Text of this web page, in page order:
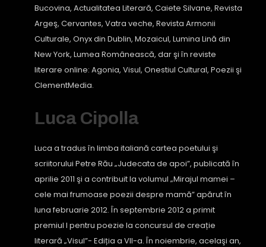
Bucovina, Actualitatea Literară, Caiete Silvane, Revista
Argeş, Cervantes, Vatra veche, Revista Armonii
Culturale, Onyx din Dublin, Mozaicul, Lumina Lină din
New York, Lumea Românească, dar şi în reviste
literare online: Agonia, Visul, Onestiul Cultural, Poezii şi
ClementMedia.
Luca Cipolla
Luca a tradus în limba italiană cartea poetului şi
scriitorului Petre Rău „Judecata de apoi”, publicată în
aprilie 2011 şi a contribuit la volumul „Mirajul mamei –
cele mai frumoase poezii despre mamă” apărut în
luna februarie 2012. În septembrie 2012 a primit
premiul I pentru poezie la concursul de creație
literară „Visul”- Ediția a VII-a. În noiembrie, acelaşi an,